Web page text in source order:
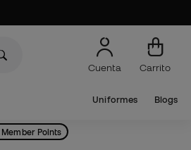
Cuenta Carrito
Uniformes Blogs
Member Points